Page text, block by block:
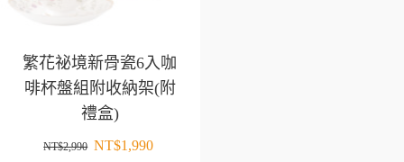
繁花祕境新骨瓷6入咖
啡杯盤組附收納架(附
禮盒)
NT$2,990 NT$1,990